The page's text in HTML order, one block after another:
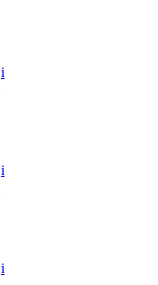
i
i
i